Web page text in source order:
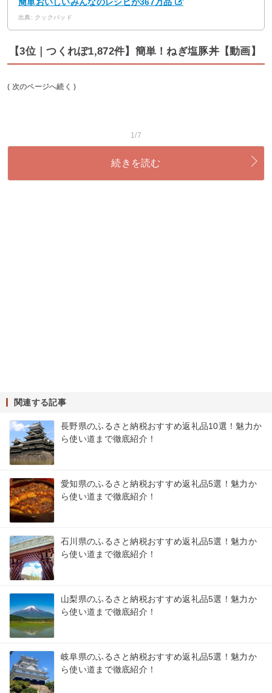
簡単おいしいみんなのレシピが367万品
出典: クックパッド
【3位｜つくれぽ1,872件】簡単！ねぎ塩豚丼【動画】
( 次のページへ続く )
1/7
続きを読む
関連する記事
長野県のふるさと納税おすすめ返礼品10選！魅力か
ら使い道まで徹底紹介！
愛知県のふるさと納税おすすめ返礼品5選！魅力か
ら使い道まで徹底紹介！
石川県のふるさと納税おすすめ返礼品5選！魅力か
ら使い道まで徹底紹介！
山梨県のふるさと納税おすすめ返礼品5選！魅力か
ら使い道まで徹底紹介！
岐阜県のふるさと納税おすすめ返礼品5選！魅力か
ら使い道まで徹底紹介！